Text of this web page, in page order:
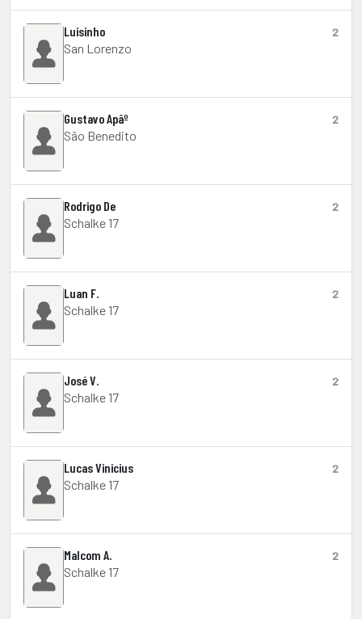
Luisinho
San Lorenzo
2
Gustavo Apâº
São Benedito
2
Rodrigo De
Schalke 17
2
Luan F.
Schalke 17
2
José V.
Schalke 17
2
Lucas Vinicius
Schalke 17
2
Malcom A.
Schalke 17
2